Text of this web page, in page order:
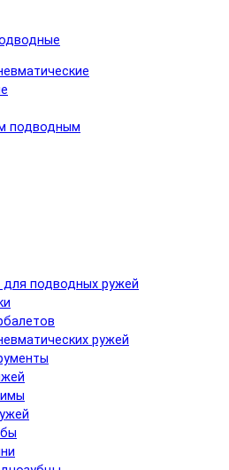
подводным
подводных ружей
ружей